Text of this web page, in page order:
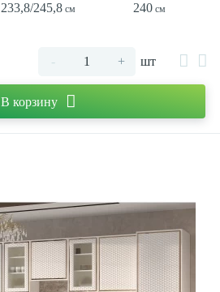
233,8/245,8 240
- + шт
В корзину